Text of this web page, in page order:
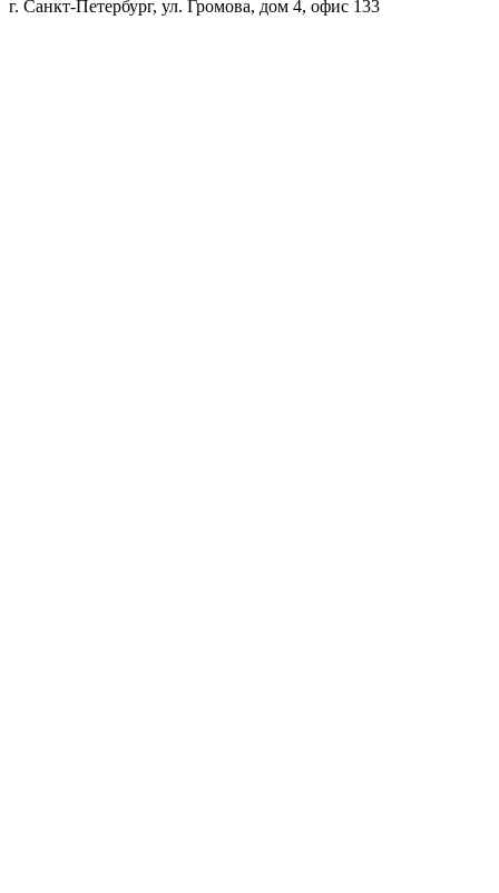
г. Санкт-Петербург, ул. Громова, дом 4, офис 133